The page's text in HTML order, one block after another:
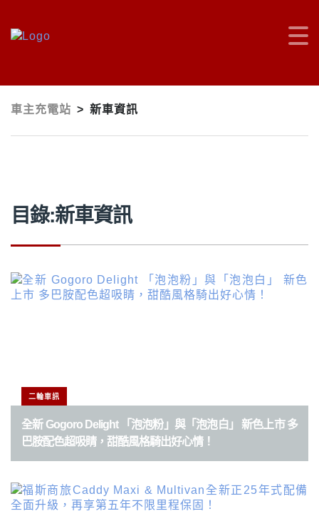
車主充電站 > 新車資訊
目錄:新車資訊
二輪車訊
全新 Gogoro Delight 「泡泡粉」與「泡泡白」 新色上市 多
巴胺配色超吸睛，甜酷風格騎出好心情！
文